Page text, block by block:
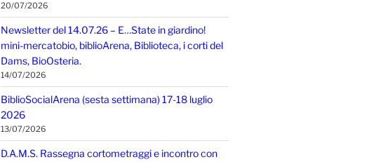
20/07/2026
Newsletter del 14.07.26 – E…State in giardino!
mini-mercatobio, biblioArena, Biblioteca, i corti del
Dams, BioOsteria.
14/07/2026
BiblioSocialArena (sesta settimana) 17-18 luglio
2026
13/07/2026
D.A.M.S. Rassegna cortometraggi e incontro con